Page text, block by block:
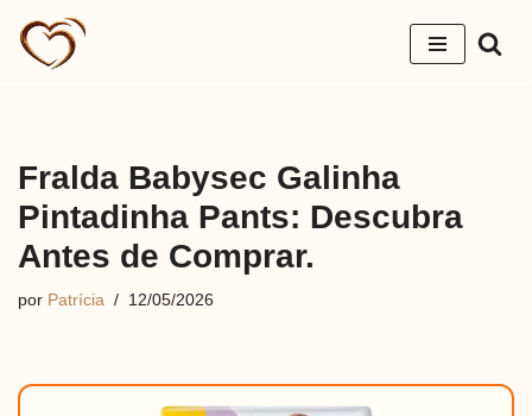
Pular
Fralda Babysec Galinha
Pintadinha Pants: Descubra
Antes de Comprar.
por Patrícia 12/05/2026